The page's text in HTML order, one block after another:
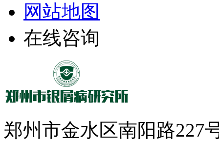
网站地图
在线咨询
郑州市金水区南阳路227